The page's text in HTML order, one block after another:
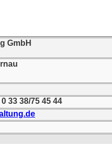
GmbH
33 38/75 45 44